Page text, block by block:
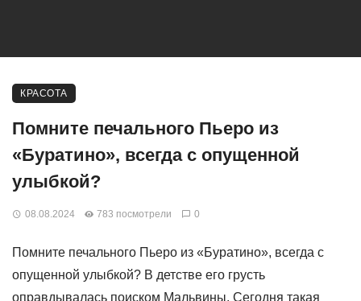
КРАСОТА
Помните печального Пьеро из
«Буратино», всегда с опущенной
улыбкой?
08.08.2024 783 посмотрели 0
Помните печального Пьеро из «Буратино», всегда с
опущенной улыбкой? В детстве его грусть
оправдывалась поиском Мальвины. Сегодня такая